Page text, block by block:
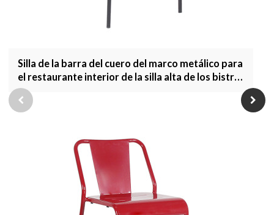
Silla de la barra del cuero del marco metálico para
el restaurante interior de la silla alta de los bistró
que cena los muebles